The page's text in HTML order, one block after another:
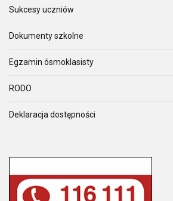
Sukcesy uczniów
Dokumenty szkolne
Egzamin ósmoklasisty
RODO
Deklaracja dostępności